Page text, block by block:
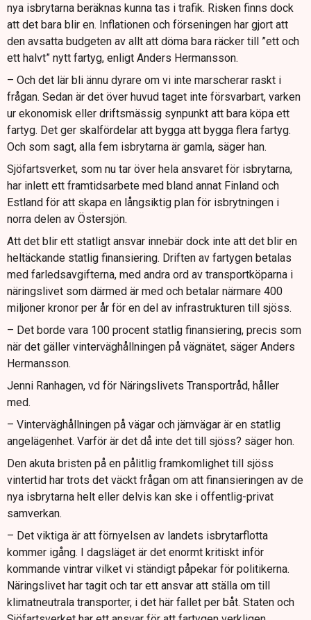
nya isbrytarna beräknas kunna tas i trafik. Risken finns dock
att det bara blir en. Inflationen och förseningen har gjort att
den avsatta budgeten av allt att döma bara räcker till ”ett och
ett halvt” nytt fartyg, enligt Anders Hermansson.
– Och det lär bli ännu dyrare om vi inte marscherar raskt i
frågan. Sedan är det över huvud taget inte försvarbart, varken
ur ekonomisk eller driftsmässig synpunkt att bara köpa ett
fartyg. Det ger skalfördelar att bygga att bygga flera fartyg.
Och som sagt, alla fem isbrytarna är gamla, säger han.
Sjöfartsverket, som nu tar över hela ansvaret för isbrytarna,
har inlett ett framtidsarbete med bland annat Finland och
Estland för att skapa en långsiktig plan för isbrytningen i
norra delen av Östersjön.
Att det blir ett statligt ansvar innebär dock inte att det blir en
heltäckande statlig finansiering. Driften av fartygen betalas
med farledsavgifterna, med andra ord av transportköparna i
näringslivet som därmed är med och betalar närmare 400
miljoner kronor per år för en del av infrastrukturen till sjöss.
– Det borde vara 100 procent statlig finansiering, precis som
när det gäller vinterväghållningen på vägnätet, säger Anders
Hermansson.
Jenni Ranhagen, vd för Näringslivets Transportråd, håller
med.
– Vinterväghållningen på vägar och järnvägar är en statlig
angelägenhet. Varför är det då inte det till sjöss? säger hon.
Den akuta bristen på en pålitlig framkomlighet till sjöss
vintertid har trots det väckt frågan om att finansieringen av de
nya isbrytarna helt eller delvis kan ske i offentlig-privat
samverkan.
– Det viktiga är att förnyelsen av landets isbrytarflotta
kommer igång. I dagsläget är det enormt kritiskt inför
kommande vintrar vilket vi ständigt påpekar för politikerna.
Näringslivet har tagit och tar ett ansvar att ställa om till
klimatneutrala transporter, i det här fallet per båt. Staten och